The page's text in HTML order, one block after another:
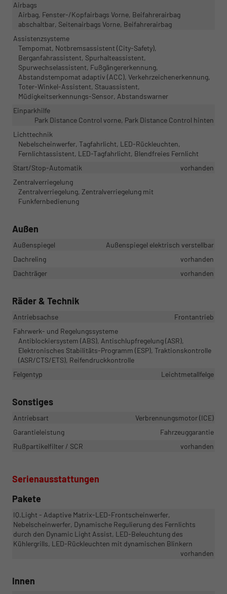
Airbags
Airbag, Fenster-/Kopfairbags Vorne, Beifahrerairbag
abschaltbar, Seitenairbags Vorne, Beifahrerairbag
Assistenzsysteme
Tempomat, Notbremsassistent (City-Safety),
Berganfahrassistent, Spurhalteassistent,
Spurwechselassistent, Fußgängererkennung,
Abstandstempomat adaptiv (ACC), Verkehrzeichenerkennung,
Toter-Winkel-Assistent, Stauassistent,
Müdigkeitserkennungs-Sensor, Abstandswarner
Einparkhilfe
Park Distance Control vorne, Park Distance Control hinten
Lichttechnik
Nebelscheinwerfer, Tagfahrlicht, LED-Rückleuchten,
Fernlichtassistent, LED-Tagfahrlicht, Blendfreies Fernlicht
Start/Stop-Automatik
vorhanden
Zentralverriegelung
Zentralverriegelung, Zentralverriegelung mit
Funkfernbedienung
Außen
Außenspiegel
Außenspiegel elektrisch verstellbar
Dachreling
vorhanden
Dachträger
vorhanden
Räder & Technik
Antriebsachse
Frontantrieb
Fahrwerk- und Regelungssysteme
Antiblockiersystem (ABS), Antischlupfregelung (ASR),
Elektronisches Stabilitäts-Programm (ESP), Traktionskontrolle
(ASR/CTS/ETS), Reifendruckkontrolle
Felgentyp
Leichtmetallfelge
Sonstiges
Antriebsart
Verbrennungsmotor (ICE)
Garantieleistung
Fahrzeuggarantie
Rußpartikelfilter / SCR
vorhanden
Serienausstattungen
Pakete
IQ.Light - Adaptive Matrix-LED-Frontscheinwerfer,
Nebelscheinwerfer, Dynamische Regulierung des Fernlichts
durch den Dynamic Light Assist, LED-Beleuchtung des
Kühlergrills, LED-Rückleuchten mit dynamischen Blinkern
vorhanden
Innen